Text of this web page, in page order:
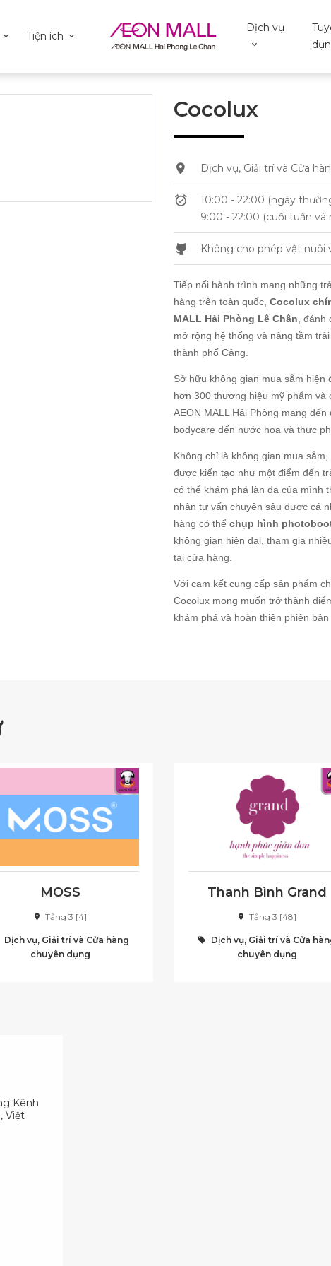
Tiện ích
Dịch vụ
Cocolux
Dịch vụ, Giải trí và Cửa
10:00 - 22:00 (ngày
9:00 - 22:00 (cuối tuần và
Không cho phép vật nuôi
Tiếp nối hành trình mang những
hàng trên toàn quốc, Cocolux
MALL Hải Phòng Lê Chân ,
mở rộng hệ thống và nâng tầm
thành phố Cảng.
Sở hữu không gian mua sắm
hơn 300 thương hiệu mỹ phẩm và
AEON MALL Hải Phòng mang
bodycare đến nước hoa và thực
Không chỉ là không gian mua sắm,
được kiến tạo như một điểm đến
có thể khám phá làn da của mình
nhận tư vấn chuyên sâu được cá
hàng có thể chụp hình
không gian hiện đại, tham gia
tại cửa hàng.
Với cam kết cung cấp sản phẩm
Cocolux mong muốn trở thành
khám phá và hoàn thiện phiên
MOSS
Tầng 3 [4]
Dịch vụ, Giải trí và Cửa hàng
chuyên dụng
Thanh Bình Grand
Tầng 3 [48]
Dịch vụ, Giải trí và Cửa
chuyên dụng
Kênh
Việt